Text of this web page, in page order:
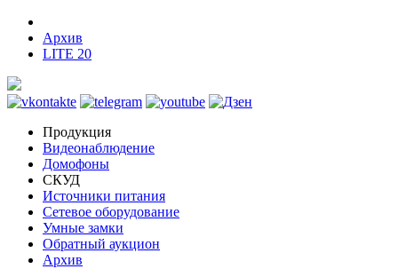
Архив
LITE 20
Продукция
Видеонаблюдение
Домофоны
СКУД
Источники питания
Сетевое оборудование
Умные замки
Обратный аукцион
Архив